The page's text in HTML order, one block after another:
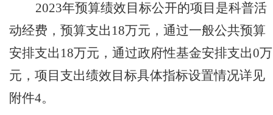
2023年预算绩效目标公开的项目是科普活
动经费 ，预算支出 18万元，通过一般公共预算
安排支出 18万元，通过政府性基金安排支出0万
元，项目支出绩效目标具体指标设置情况详见
附件4。